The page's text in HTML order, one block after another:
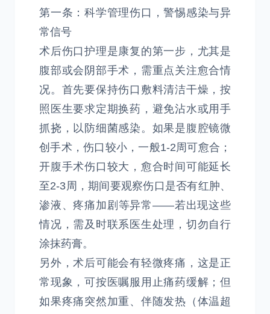
第一条：科学管理伤口，警惕感染与异
常信号
术后伤口护理是康复的第一步，尤其是
腹部或会阴部手术，需重点关注愈合情
况。首先要保持伤口敷料清洁干燥，按
照医生要求定期换药，避免沾水或用手
抓挠，以防细菌感染。如果是腹腔镜微
创手术，伤口较小，一般1-2周可愈合；
开腹手术伤口较大，愈合时间可能延长
至2-3周，期间要观察伤口是否有红肿、
渗液、疼痛加剧等异常——若出现这些
情况，需及时联系医生处理，切勿自行
涂抹药膏。
另外，术后可能会有轻微疼痛，这是正
常现象，可按医嘱服用止痛药缓解；但
如果疼痛突然加重、伴随发热（体温超